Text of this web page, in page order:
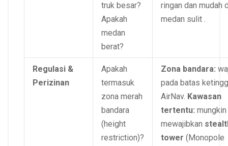
truk besar?
Apakah
medan
berat?
ringan dan mudah
medan sulit .
Regulasi &
Perizinan
Apakah
termasuk
zona merah
bandara
(height
restriction)?
Zona bandara:
pada batas
AirNav. Kawasan
tertentu: mungkin
mewajibkan
tower (Monopole